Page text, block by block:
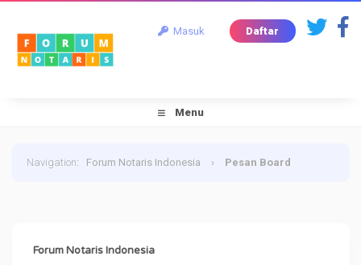
Masuk Daftar
Menu
Navigation: Forum Notaris Indonesia › Pesan Board
Forum Notaris Indonesia